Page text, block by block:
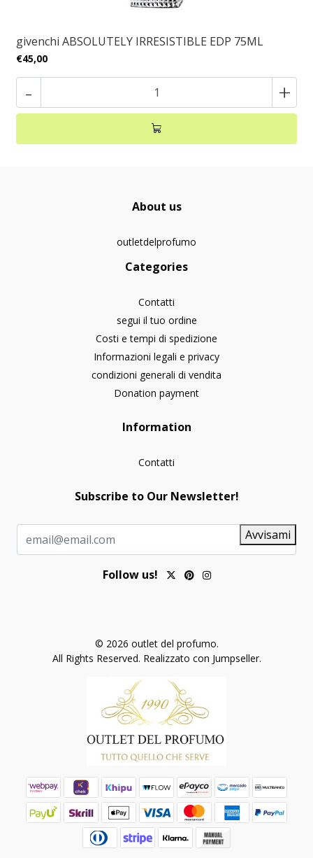
givenchi ABSOLUTELY IRRESISTIBLE EDP 75ML
€45,00
- +
About us
outletdelprofumo
Categories
Contatti
segui il tuo ordine
Costi e tempi di spedizione
Informazioni legali e privacy
condizioni generali di vendita
Donation payment
Information
Contatti
Subscribe to Our Newsletter!
Avvisami
Follow us!
© 2026 outlet del profumo.
All Rights Reserved. Realizzato con Jumpseller.